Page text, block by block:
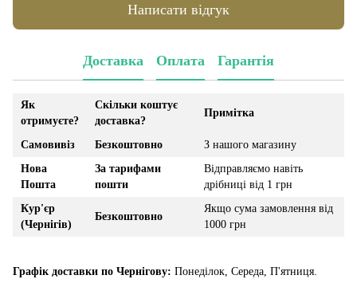
Написати відгук
Доставка Оплата Гарантія
Як
отримуєте?
Скільки коштує
доставка?
Примітка
Самовивіз Безкоштовно
З нашого магазину
Нова
Пошта
За тарифами
пошти
Відправляємо навіть
дрібниці від 1 грн
Кур'єр
(Чернігів)
Безкоштовно
Якщо сума замовлення від
1000 грн
Графік доставки по Чернігову: Понеділок, Середа, П'ятниця.